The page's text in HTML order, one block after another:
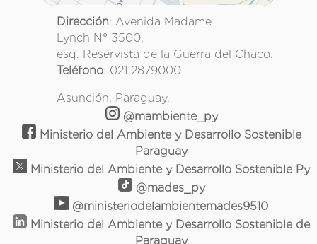
Dirección: Avenida Madame
Lynch N° 3500.
esq. Reservista de la Guerra del Chaco.
Teléfono: 021 2879000
Asunción, Paraguay.
@mambiente_py
Ministerio del Ambiente y Desarrollo Sostenible
Paraguay
Ministerio del Ambiente y Desarrollo Sostenible Py
@mades_py
@ministeriodelambientemades9510
Ministerio del Ambiente y Desarrollo Sostenible de
Paraguay